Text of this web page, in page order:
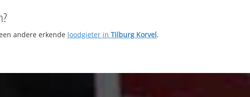
andere erkende loodgieter in Tilburg Korvel.